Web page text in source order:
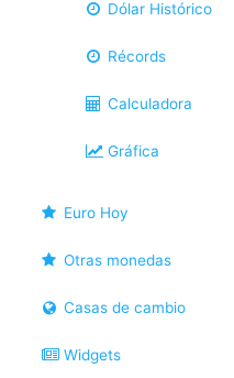
Dólar Histórico
Récords
Calculadora
Gráfica
Euro Hoy
Otras monedas
Casas de cambio
Widgets